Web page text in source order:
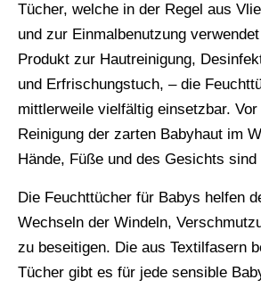
Tücher, welche in der Regel aus
und zur Einmalbenutzung
Produkt zur Hautreinigung,
und Erfrischungstuch, – die
mittlerweile vielfältig einsetzbar.
Reinigung der zarten Babyhaut im
Hände, Füße und des Gesichts sind
Die Feuchttücher für Babys helfen
Wechseln der Windeln,
zu beseitigen. Die aus Textilfasern
Tücher gibt es für jede sensible